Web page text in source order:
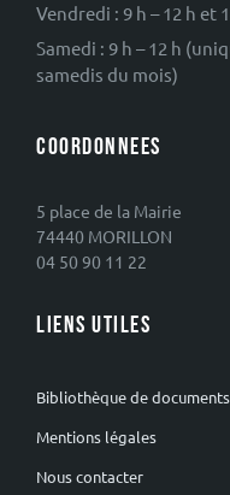
Vendredi : 9 h – 12 h et
Samedi : 9 h – 12 h
samedis du mois)
COORDONNEES
5 place de la Mairie
74440 MORILLON
04 50 90 11 22
LIENS UTILES
Bibliothèque de documents
Mentions légales
Nous contacter